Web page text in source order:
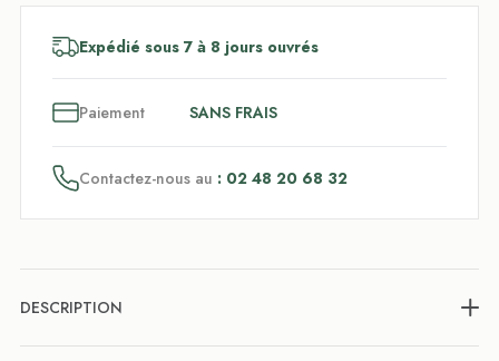
Expédié sous 7 à 8 jours ouvrés
Paiement SANS FRAIS
Contactez-nous au : 02 48 20 68 32
DESCRIPTION